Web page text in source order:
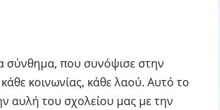
σύνθημα, που συνόψισε στην
κοινωνίας, κάθε λαού. Αυτό το
αυλή του σχολείου μας με την